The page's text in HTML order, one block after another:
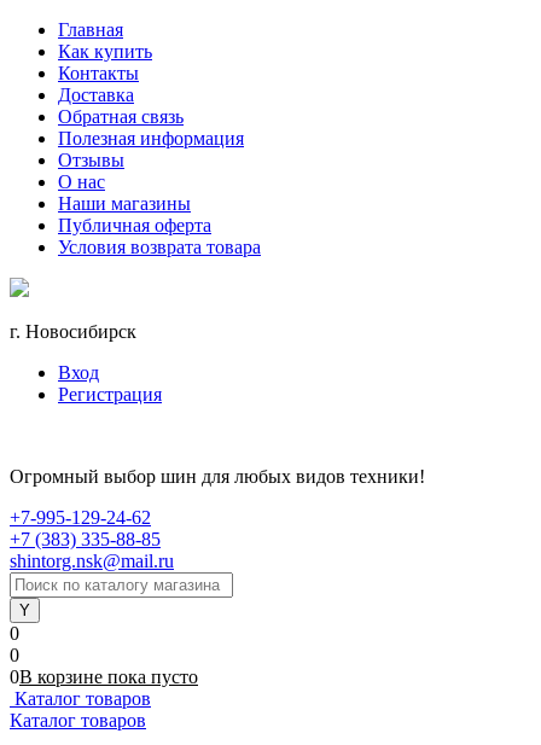
Главная
Как купить
Контакты
Доставка
Обратная связь
Полезная информация
Отзывы
О нас
Наши магазины
Публичная оферта
Условия возврата товара
г. Новосибирск
Вход
Регистрация
Огромный выбор шин для любых видов техники!
+7-995-129-24-62
+7 (383) 335-88-85
shintorg.nsk@mail.ru
0
0
0В корзине пока пусто
Каталог товаров
Каталог товаров